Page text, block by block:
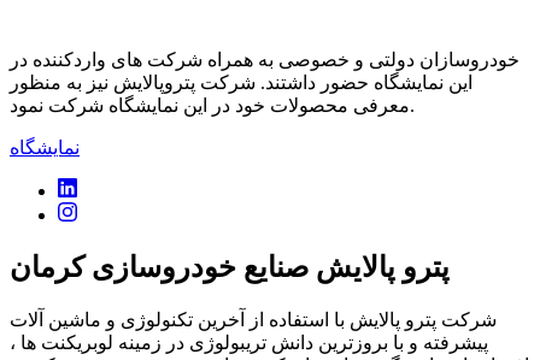
خودروسازان دولتی و خصوصی به همراه شرکت های واردکننده در
این نمایشگاه حضور داشتند. شرکت پتروپالایش نیز به منظور
معرفی محصولات خود در این نمایشگاه شرکت نمود.
نمایشگاه
پترو پالایش صنایع خودروسازی کرمان
شرکت پترو پالایش با استفاده از آخرین تکنولوژی و ماشین آلات
پیشرفته و با بروزترین دانش تریبولوژی در زمینه لوبریکنت ها ،